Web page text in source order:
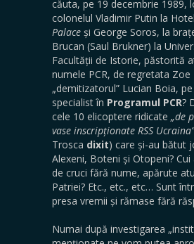
căuta, pe 19 decembrie 1989,
colonelul Vladimir Putin la
Palace și George Soros, la
Brucan (Saul Brukner) la
Facultății de Istorie, păstorită
numele PCR, de regretata Zoe
„demitizatorul” Lucian Boia,
specialist în Programul PCR?
cele 10 elicoptere ridicate „de
vase inscripționate RSS Ucraina”
Trosca dixit) care și-au bătut
Alexeni, Boteni și Otopeni?
de cruci fără nume, apărute
Patriei? Etc., etc., etc… Sunt
presa vremii și rămase fără
Numai după investigarea